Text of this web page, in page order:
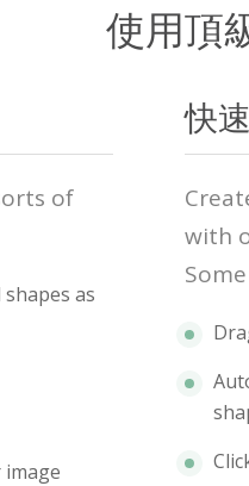
使用頂
of
as
image
快
with